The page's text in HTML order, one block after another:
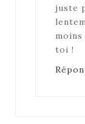
juste
toi !